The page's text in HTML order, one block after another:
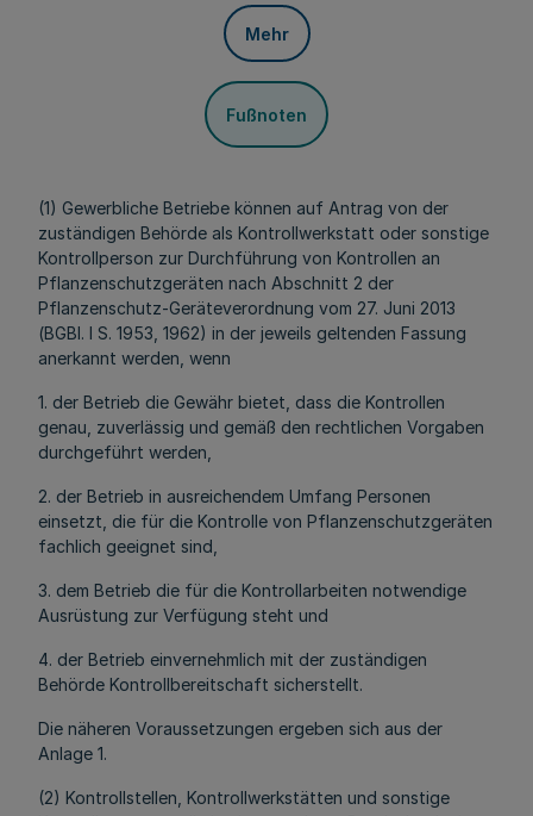
Mehr
Fußnoten
(1) Gewerbliche Betriebe können auf Antrag von der
zuständigen Behörde als Kontrollwerkstatt oder sonstige
Kontrollperson zur Durchführung von Kontrollen an
Pflanzenschutzgeräten nach Abschnitt 2 der
Pflanzenschutz-Geräteverordnung vom 27. Juni 2013
(BGBl. I S. 1953, 1962) in der jeweils geltenden Fassung
anerkannt werden, wenn
1. der Betrieb die Gewähr bietet, dass die Kontrollen
genau, zuverlässig und gemäß den rechtlichen Vorgaben
durchgeführt werden,
2. der Betrieb in ausreichendem Umfang Personen
einsetzt, die für die Kontrolle von Pflanzenschutzgeräten
fachlich geeignet sind,
3. dem Betrieb die für die Kontrollarbeiten notwendige
Ausrüstung zur Verfügung steht und
4. der Betrieb einvernehmlich mit der zuständigen
Behörde Kontrollbereitschaft sicherstellt.
Die näheren Voraussetzungen ergeben sich aus der
Anlage 1.
(2) Kontrollstellen, Kontrollwerkstätten und sonstige